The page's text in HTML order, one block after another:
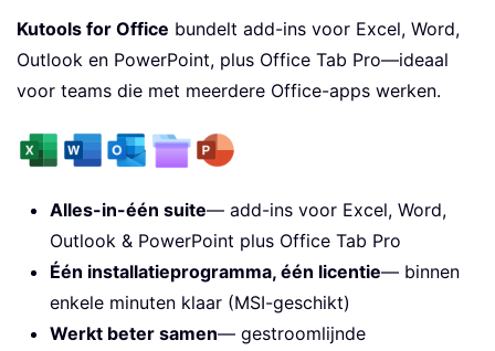
Kutools for Office bundelt add-ins voor Excel, Word,
Outlook en PowerPoint, plus Office Tab Pro—ideaal
voor teams die met meerdere Office-apps werken.
Alles-in-één suite— add-ins voor Excel, Word,
Outlook & PowerPoint plus Office Tab Pro
Één installatieprogramma, één licentie— binnen
enkele minuten klaar (MSI-geschikt)
Werkt beter samen— gestroomlijnde